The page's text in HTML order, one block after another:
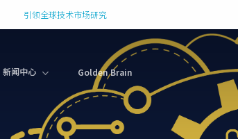
引领全球技术市场研究
新闻中心 Golden Brain